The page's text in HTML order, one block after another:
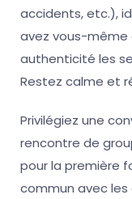
accidents, etc.),
avez vous-même
authenticité les
Restez calme et
Privilégiez une
rencontre de
pour la première
commun avec les